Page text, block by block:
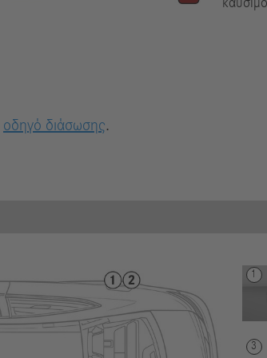
οδηγό διάσωσης.